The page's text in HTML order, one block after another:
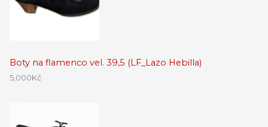
Boty na flamenco vel. 39,5 (LF_Lazo Hebilla)
5,000Kč